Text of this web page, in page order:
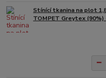
Stínící tkanina na plot
TOMPET Greytex (90%)